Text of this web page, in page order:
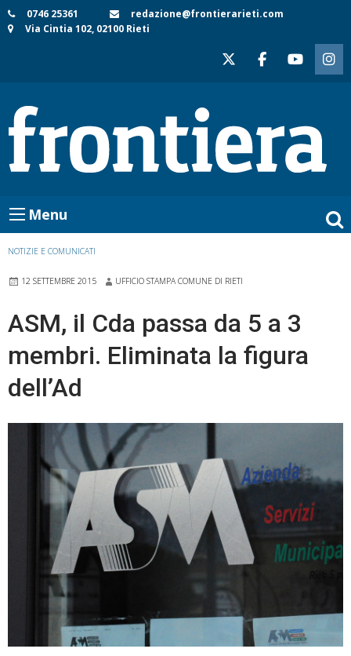
Skip
to
0746 25361
redazione@frontierarieti.com
Via Cintia 102, 02100 Rieti
Menu
NOTIZIE E COMUNICATI
12 SETTEMBRE 2015 UFFICIO STAMPA COMUNE DI RIETI
ASM, il Cda passa da 5 a 3
membri. Eliminata la figura
dell’Ad